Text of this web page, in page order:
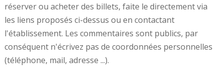
réserver ou acheter des billets, faite le directement via
les liens proposés ci-dessus ou en contactant
l'établissement. Les commentaires sont publics, par
conséquent n'écrivez pas de coordonnées personnelles
(téléphone, mail, adresse ...).